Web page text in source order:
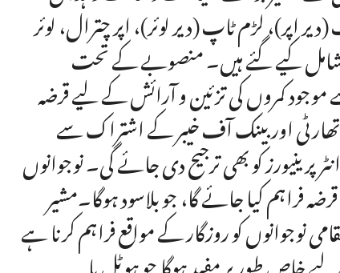
اپر)، لڑم ٹاپ (دیر لوئر)، اپر چترال، لوئر
شامل کیے گئے ہیں۔ منصوبے کے تحت
کمروں کی تزئین و آرائش کے لیے قرضہ
اور بینک آف خیبر کے اشتراک سے
کو بھی ترجیح دی جائے گی۔ نوجوانوں
کے لیے 30 لاکھ روپے تک قرضہ فراہم کیا جائے گا، جو بلاسود ہوگا۔مشیر
نوجوانوں کو روزگار کے مواقع فراہم کرنا ہے